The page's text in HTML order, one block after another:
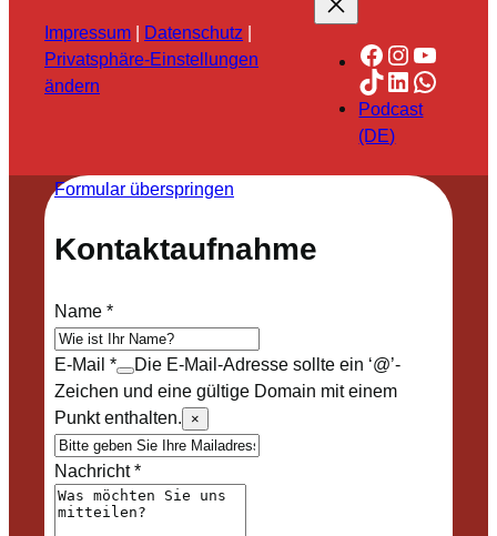
Impressum | Datenschutz |
Privatsphäre-Einstellungen
ändern
Facebook
TikTok
LinkedIn
Podcast
(DE)
Formular überspringen
Kontaktaufnahme
Name*
E-Mail *
Die E-Mail-Adresse sollte ein ‘@’-
Zeichen und eine gültige Domain mit einem
Punkt enthalten.
×
Nachricht*